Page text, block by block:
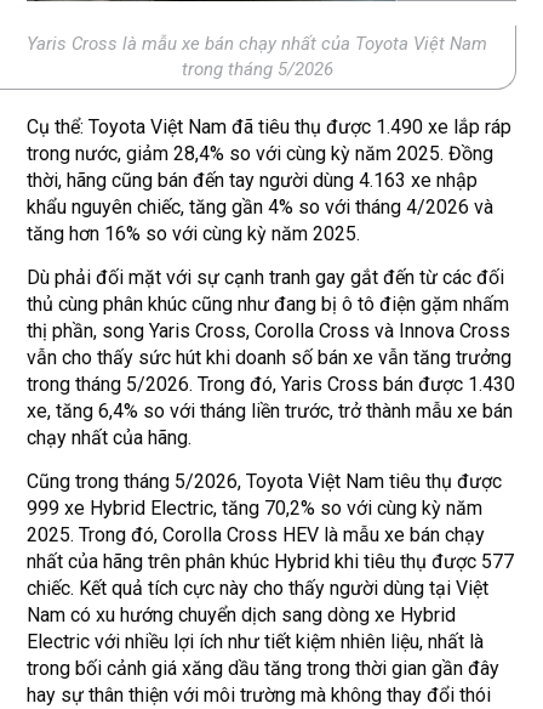
Yaris Cross là mẫu xe bán chạy nhất của Toyota Việt Nam
trong tháng 5/2026
Cụ thể: Toyota Việt Nam đã tiêu thụ được 1.490 xe lắp ráp
trong nước, giảm 28,4% so với cùng kỳ năm 2025. Đồng
thời, hãng cũng bán đến tay người dùng 4.163 xe nhập
khẩu nguyên chiếc, tăng gần 4% so với tháng 4/2026 và
tăng hơn 16% so với cùng kỳ năm 2025.
Dù phải đối mặt với sự cạnh tranh gay gắt đến từ các đối
thủ cùng phân khúc cũng như đang bị ô tô điện gặm nhấm
thị phần, song Yaris Cross, Corolla Cross và Innova Cross
vẫn cho thấy sức hút khi doanh số bán xe vẫn tăng trưởng
trong tháng 5/2026. Trong đó, Yaris Cross bán được 1.430
xe, tăng 6,4% so với tháng liền trước, trở thành mẫu xe bán
chạy nhất của hãng.
Cũng trong tháng 5/2026, Toyota Việt Nam tiêu thụ được
999 xe Hybrid Electric, tăng 70,2% so với cùng kỳ năm
2025. Trong đó, Corolla Cross HEV là mẫu xe bán chạy
nhất của hãng trên phân khúc Hybrid khi tiêu thụ được 577
chiếc. Kết quả tích cực này cho thấy người dùng tại Việt
Nam có xu hướng chuyển dịch sang dòng xe Hybrid
Electric với nhiều lợi ích như tiết kiệm nhiên liệu, nhất là
trong bối cảnh giá xăng dầu tăng trong thời gian gần đây
hay sự thân thiện với môi trường mà không thay đổi thói